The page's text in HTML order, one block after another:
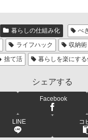
暮らしの仕組み化
べ
ライフハック 収納術
捨て活 暮らしを楽にす
シェアする
Facebook
LINE コ